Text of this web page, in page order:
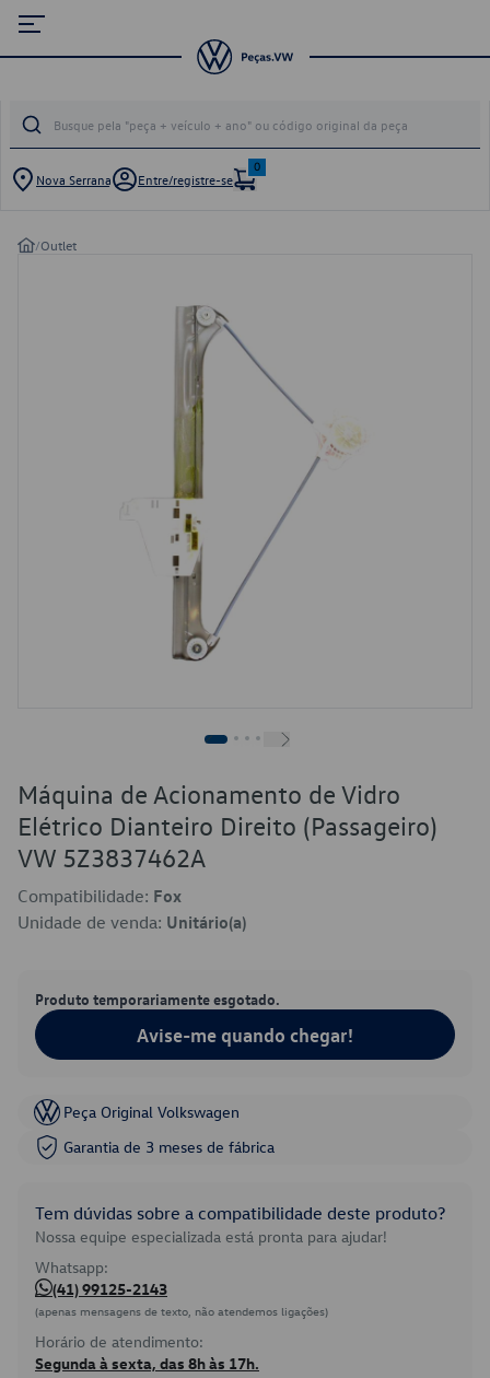
Nova Serrana Entre/registre-se
0
/Outlet
Máquina de Acionamento de Vidro
Elétrico Dianteiro Direito (Passageiro)
VW 5Z3837462A
Compatibilidade: Fox
Unidade de venda: Unitário(a)
Produto temporariamente esgotado.
Avise-me quando chegar!
Peça Original Volkswagen
Garantia de 3 meses de fábrica
Tem dúvidas sobre a compatibilidade deste produto?
Nossa equipe especializada está pronta para ajudar!
Whatsapp:
(41) 99125-2143
(apenas mensagens de texto, não atendemos ligações)
Horário de atendimento:
Segunda à sexta, das 8h às 17h.